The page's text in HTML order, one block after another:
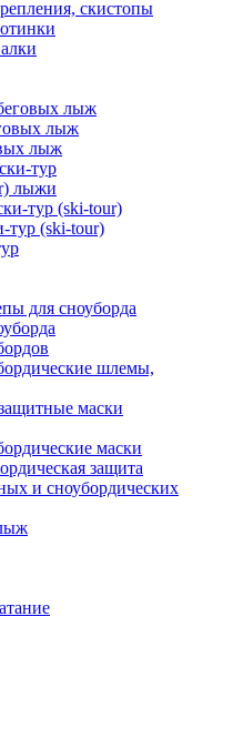
скистопы
лыж
лыж
лыж
тур
лыжи
тур (ski-tour)
тур (ski-tour)
для сноуборда
шлемы,
маски
маски
защита
и сноубордических